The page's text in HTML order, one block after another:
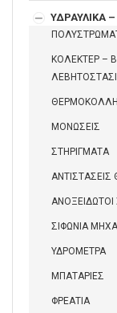
ΥΔΡΑΥΛΙΚΑ
ΚΟΛΕΚΤΕΡ –
ΜΟΝΩΣΕΙΣ
ΣΤΗΡΙΓΜΑΤΑ
ΣΙΦΩΝΙΑ
ΥΔΡΟΜΕΤΡΑ
ΜΠΑΤΑΡΙΕΣ
ΦΡΕΑΤΙΑ